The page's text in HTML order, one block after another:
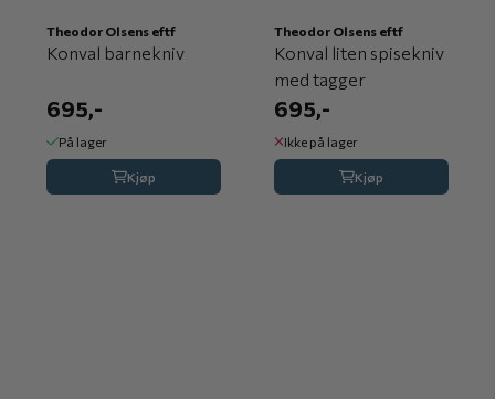
Theodor Olsens eftf
Konval barnekniv
695,-
På lager
Kjøp
Theodor Olsens eftf
Konval liten spisekniv
med tagger
695,-
Ikke på lager
Kjøp